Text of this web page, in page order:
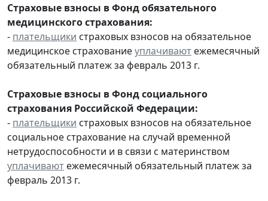
Страховые взносы в Фонд обязательного
медицинского страхования:
- плательщики страховых взносов на обязательное
медицинское страхованиеуплачивают ежемесячный
обязательный платеж за февраль 2013 г.
Страховые взносы в Фонд социального
страхования Российской Федерации:
- плательщики страховых взносов на обязательное
социальное страхование на случай временной
нетрудоспособности и в связи с материнством
уплачивают ежемесячный обязательный платеж за
февраль 2013 г.